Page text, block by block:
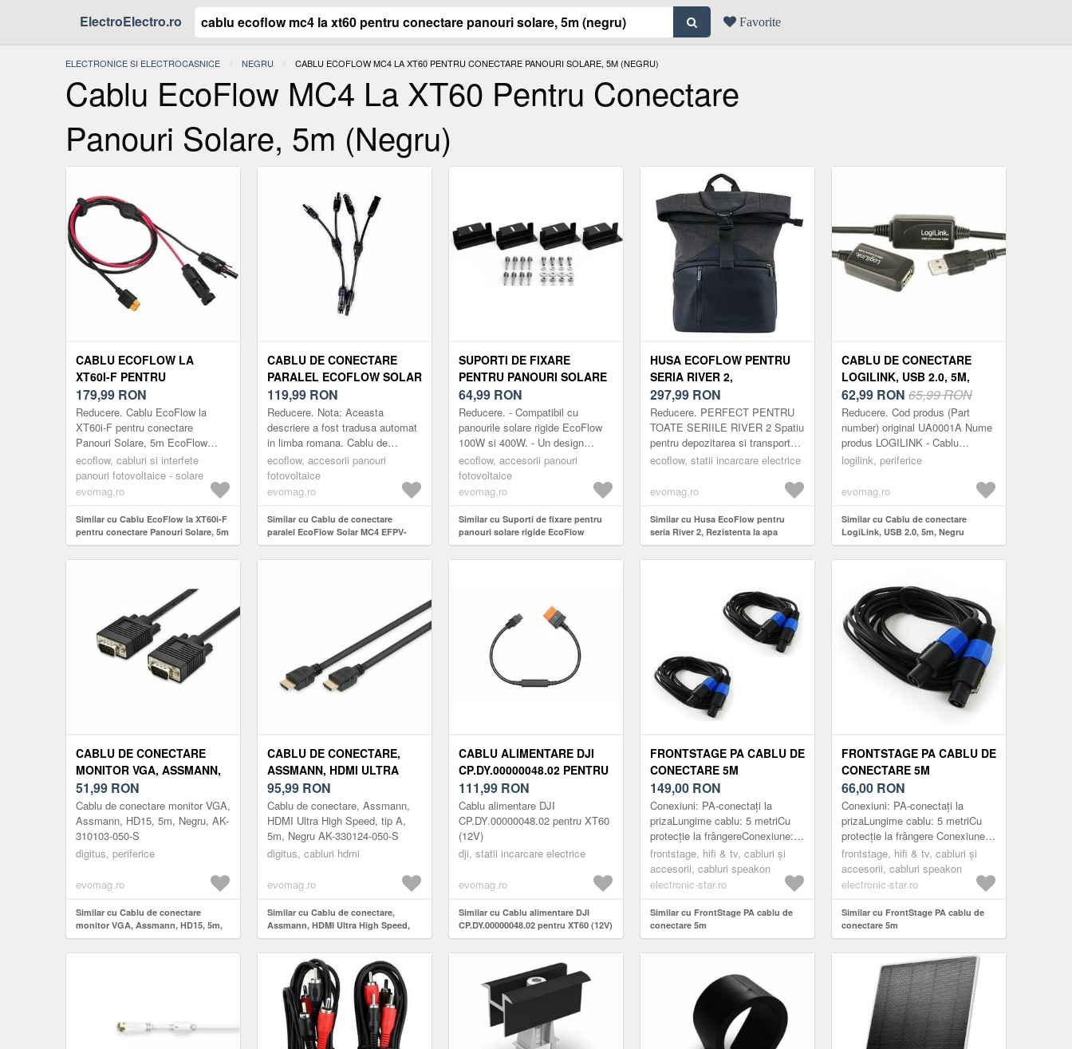
ElectroElectro.ro Favorite
ELECTRONICE SI ELECTROCASNICE NEGRU ACTUAL:
CABLU ECOFLOW MC4 LA XT60 PENTRU CONECTARE PANOURI SOLARE, 5M (NEGRU)
Cablu EcoFlow MC4 La XT60 Pentru Conectare
Panouri Solare, 5m (Negru)
CABLU ECOFLOW LA
XT60I-F PENTRU
CONECTARE PANOURI
SOLARE, 5M
179,99 RON
Reducere. Cablu EcoFlow la
XT60i-F pentru conectare
Panouri Solare, 5m EcoFlow
Solar la cablu de incarcare
XT60i-F Conectati un panou solar
la o statie EcoFl...
ecoflow, cabluri si interfete
panouri fotovoltaice - solare
evomag.ro
Similar cu Cablu EcoFlow la XT60i-F
pentru conectare Panouri Solare, 5m
CABLU DE CONECTARE
PARALEL ECOFLOW SOLAR
MC4 EFPV-LTY2CBL0.3M,
LUNGIME 0.3 M (NEGRU)
119,99 RON
Reducere. Nota: Aceasta
descriere a fost tradusa automat
in limba romana. Cablu de
conectare paralel EcoFlow Solar
MC4 (EFPV-LTY2CBL0.3M)
Cablul solar de con...
ecoflow, accesorii panouri
fotovoltaice
evomag.ro
Similar cu Cablu de conectare
paralel EcoFlow Solar MC4 EFPV-
LTY2CBL0.3M, Lungime 0.3 m
(Negru)
SUPORTI DE FIXARE
PENTRU PANOURI SOLARE
RIGIDE ECOFLOW (NEGRU)
64,99 RON
Reducere. - Compatibil cu
panourile solare rigide EcoFlow
100W si 400W. - Un design
complet negru ofera o instalare
simpla care se potriveste bine cu
acoperi...
ecoflow, accesorii panouri
fotovoltaice
evomag.ro
Similar cu Suporti de fixare pentru
panouri solare rigide EcoFlow
(Negru)
HUSA ECOFLOW PENTRU
SERIA RIVER 2,
REZISTENTA LA APA
(NEGRU)
297,99 RON
Reducere. PERFECT PENTRU
TOATE SERIILE RIVER 2 Spatiu
pentru depozitarea si transportul
confortabil RIVER 2, RIVER 2
MATERIAL DURABIL Ru...
ecoflow, statii incarcare electrice
evomag.ro
Similar cu Husa EcoFlow pentru
seria River 2, Rezistenta la apa
(Negru)
CABLU DE CONECTARE
LOGILINK, USB 2.0, 5M,
NEGRU
62,99 RON 65,99 RON
Reducere. Cod produs (Part
number) original UA0001A Nume
produs LOGILINK - Cablu
repeater USB 2.0, lungime 5 m
produsului Cabluri -...
logilink, periferice
evomag.ro
Similar cu Cablu de conectare
LogiLink, USB 2.0, 5m, Negru
CABLU DE CONECTARE
MONITOR VGA, ASSMANN,
HD15, 5M, NEGRU, AK-
310103-050-S
51,99 RON
Cablu de conectare monitor VGA,
Assmann, HD15, 5m, Negru, AK-
310103-050-S
digitus, periferice
evomag.ro
Similar cu Cablu de conectare
monitor VGA, Assmann, HD15, 5m,
Negru, AK-310103-050-S
CABLU DE CONECTARE,
ASSMANN, HDMI ULTRA
HIGH SPEED, TIP A, 5M,
NEGRU AK-330124-050-S
95,99 RON
Cablu de conectare, Assmann,
HDMI Ultra High Speed, tip A,
5m, Negru AK-330124-050-S
digitus, cabluri hdmi
evomag.ro
Similar cu Cablu de conectare,
Assmann, HDMI Ultra High Speed,
tip A, 5m, Negru AK-330124-050-S
CABLU ALIMENTARE DJI
CP.DY.00000048.02 PENTRU
XT60 (12V)
111,99 RON
Cablu alimentare DJI
CP.DY.00000048.02 pentru XT60
(12V)
dji, statii incarcare electrice
evomag.ro
Similar cu Cablu alimentare DJI
CP.DY.00000048.02 pentru XT60 (12V)
FRONTSTAGE PA CABLU DE
CONECTARE 5M
149,00 RON
Conexiuni: PA-conectați la
prizaLungime cablu: 5 metriCu
protecție la frângereConexiune:
Pentru conexiune între
amplificator și boxe
PAMonoCuloare:...
frontstage, hifi & tv, cabluri și
accesorii, cabluri speakon
electronic-star.ro
Similar cu FrontStage PA cablu de
conectare 5m
FRONTSTAGE PA CABLU DE
CONECTARE 5M
66,00 RON
Conexiuni: PA-conectați la
prizaLungime cablu: 5 metriCu
protecție la frângere Conexiune:
Pentru conexiune între
amplificator și boxe PAMono
frontstage, hifi & tv, cabluri și
accesorii, cabluri speakon
electronic-star.ro
Similar cu FrontStage PA cablu de
conectare 5m